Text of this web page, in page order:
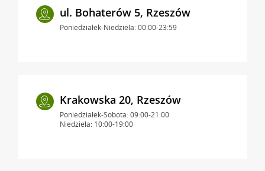
ul. Bohaterów 5, Rzeszów
Poniedziałek-Niedziela: 00:00-23:59
Krakowska 20, Rzeszów
Poniedziałek-Sobota: 09:00-21:00
Niedziela: 10:00-19:00